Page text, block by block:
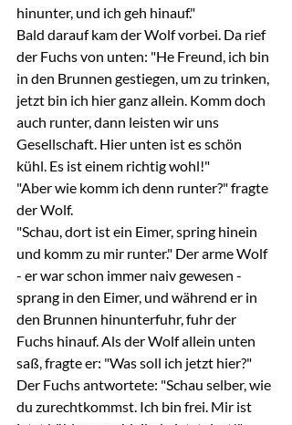
hinunter, und ich geh hinauf."
Bald darauf kam der Wolf vorbei. Da rief
der Fuchs von unten: "He Freund, ich bin
in den Brunnen gestiegen, um zu trinken,
jetzt bin ich hier ganz allein. Komm doch
auch runter, dann leisten wir uns
Gesellschaft. Hier unten ist es schön
kühl. Es ist einem richtig wohl!"
"Aber wie komm ich denn runter?" fragte
der Wolf.
"Schau, dort ist ein Eimer, spring hinein
und komm zu mir runter." Der arme Wolf
- er war schon immer naiv gewesen -
sprang in den Eimer, und während er in
den Brunnen hinunterfuhr, fuhr der
Fuchs hinauf. Als der Wolf allein unten
saß, fragte er: "Was soll ich jetzt hier?"
Der Fuchs antwortete: "Schau selber, wie
du zurechtkommst. Ich bin frei. Mir ist